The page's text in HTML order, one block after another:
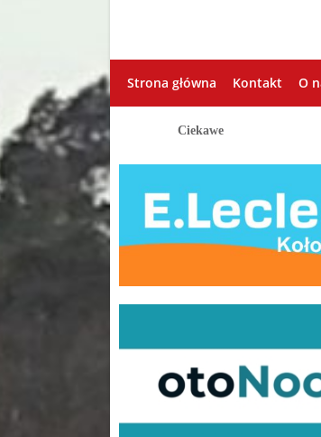
Strona główna Kontakt O
Ciekawe